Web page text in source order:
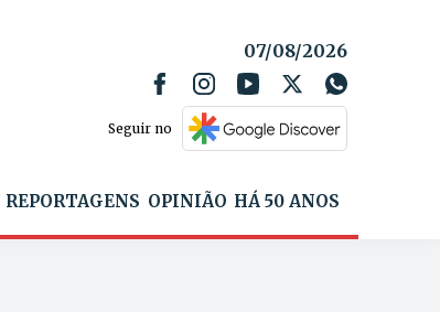
07/08/2026
Seguir no
REPORTAGENS OPINIÃO HÁ 50 ANOS